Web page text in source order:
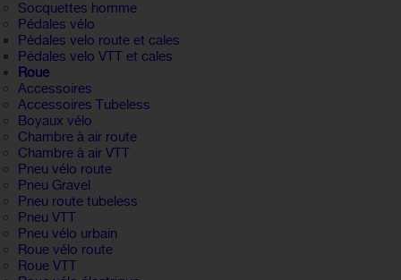
Socquettes homme
Pédales vélo
Pédales velo route et cales
Pédales velo VTT et cales
Roue
Accessoires
Accessoires Tubeless
Boyaux vélo
Chambre à air route
Chambre à air VTT
Pneu vélo route
Pneu Gravel
Pneu route tubeless
Pneu VTT
Pneu vélo urbain
Roue vélo route
Roue VTT